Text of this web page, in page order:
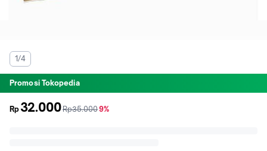
1/4
Promosi Tokopedia
Rp 32.000sebelum
Rp35.000diskon
9%